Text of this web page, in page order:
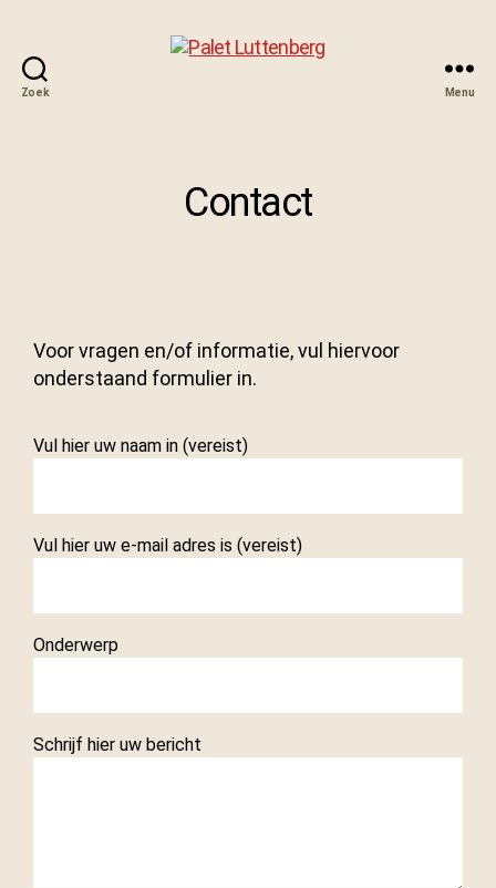
Zoek Menu
Contact
Voor vragen en/of informatie, vul hiervoor
onderstaand formulier in.
Vul hier uw naam in (vereist)
Vul hier uw e-mail adres is (vereist)
Onderwerp
Schrijf hier uw bericht